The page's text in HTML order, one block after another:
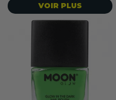
VOIR PLUS